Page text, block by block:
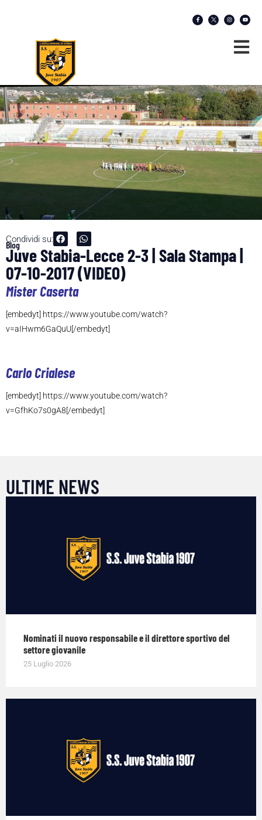
Condividi su:
Blog
Juve Stabia-Lecce 2-3 | Sala Stampa |
07-10-2017 (VIDEO)
Mister Caserta
[embedyt] https://www.youtube.com/watch?
v=aIHwm6GaQuU[/embedyt]
Carlo Crialese
[embedyt] https://www.youtube.com/watch?
v=GfhKo7s0gA8[/embedyt]
ULTIME NEWS
Nominati il nuovo responsabile e il direttore sportivo del
settore giovanile
25 Luglio 2026